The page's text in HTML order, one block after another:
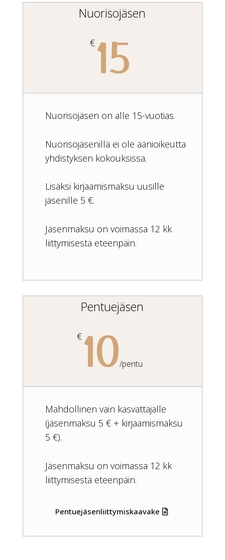
Nuorisojäsen
€15
Nuorisojäsen on alle 15-vuotias.
Nuorisojäsenillä ei ole äänioikeutta
yhdistyksen kokouksissa.
Lisäksi kirjaamismaksu uusille
jäsenille 5 €.
Jäsenmaksu on voimassa 12 kk
liittymisestä eteenpäin.
Pentuejäsen
€ 10/pentu
Mahdollinen vain kasvattajalle
(jäsenmaksu 5 € + kirjaamismaksu
5 €).
Jäsenmaksu on voimassa 12 kk
liittymisestä eteenpäin.
Pentuejäsenliittymiskaavake